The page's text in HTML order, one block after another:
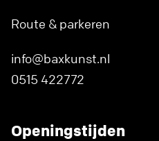
Route & parkeren
info@baxkunst.nl
0515 422772
Openingstijden